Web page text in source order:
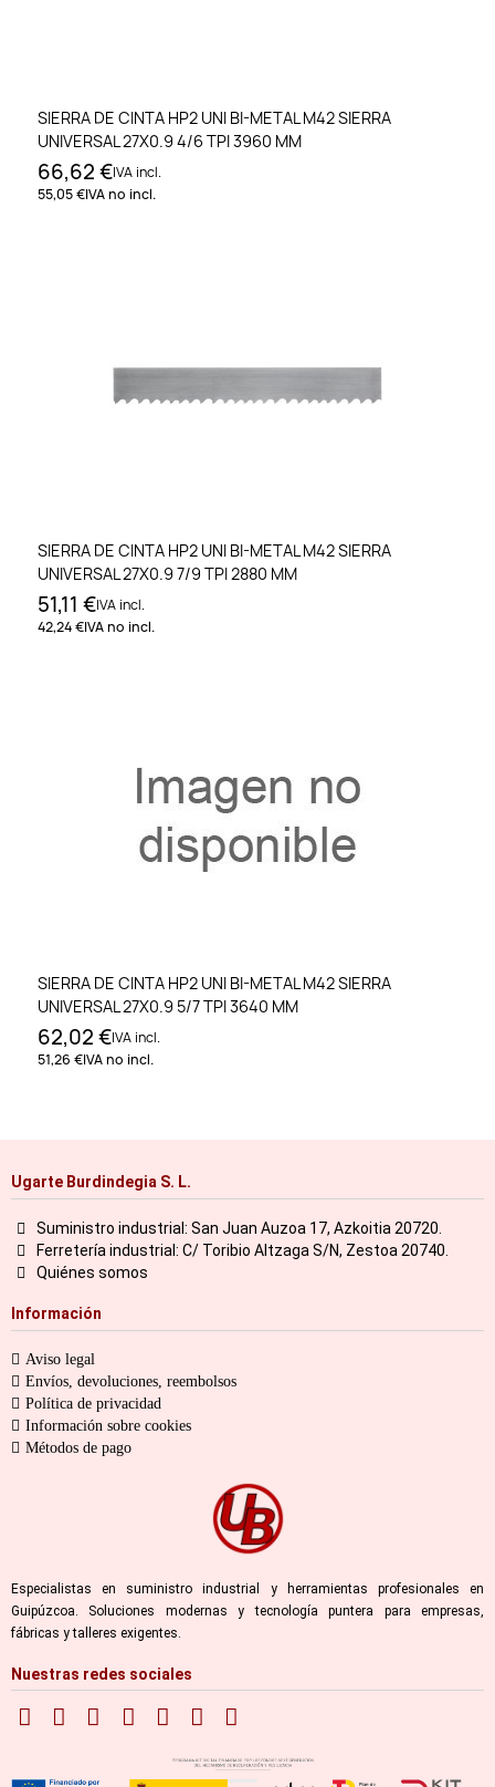
SIERRA DE CINTA HP2 UNI BI-METAL M42 SIERRA
UNIVERSAL 27X0.9 4/6 TPI 3960 MM
66,62 €IVA incl.
55,05 €IVA no incl.
SIERRA DE CINTA HP2 UNI BI-METAL M42 SIERRA
UNIVERSAL 27X0.9 7/9 TPI 2880 MM
51,11 €IVA incl.
42,24 €IVA no incl.
SIERRA DE CINTA HP2 UNI BI-METAL M42 SIERRA
UNIVERSAL 27X0.9 5/7 TPI 3640 MM
62,02 €IVA incl.
51,26 €IVA no incl.
Ugarte Burdindegia S. L.
Suministro industrial: San Juan Auzoa 17, Azkoitia 20720.
Ferretería industrial: C/ Toribio Altzaga S/N, Zestoa 20740.
Quiénes somos
Información
Aviso legal
Envíos, devoluciones, reembolsos
Política de privacidad
Información sobre cookies
Métodos de pago
Especialistas en suministro industrial y herramientas profesionales en
Guipúzcoa. Soluciones modernas y tecnología puntera para empresas,
fábricas y talleres exigentes.
Nuestras redes sociales